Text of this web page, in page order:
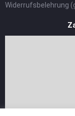
Widerrufsbelehrung